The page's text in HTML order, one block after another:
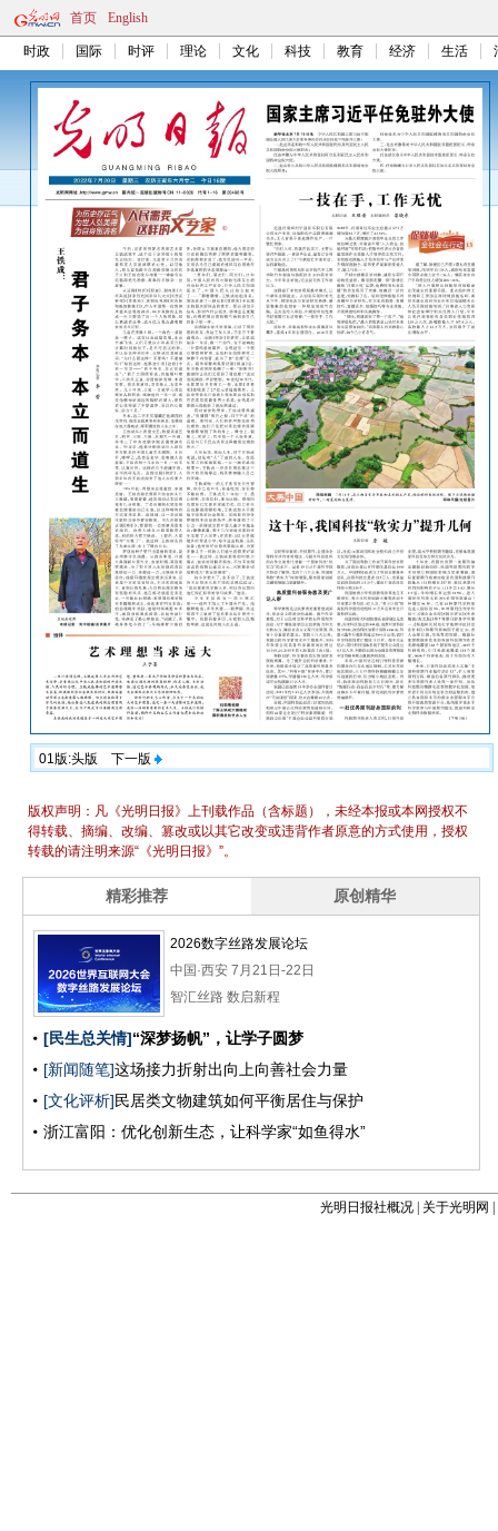
首页 English
时政 国际 时评 理论 文化 科技 教育 经济 生活
01版:头版 下一版
光明日报社概况 关于光明网